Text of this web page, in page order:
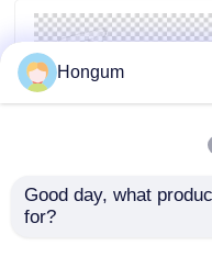
Rechtssachen
Systemen
Chemische
Hongum
Good day, what
for?